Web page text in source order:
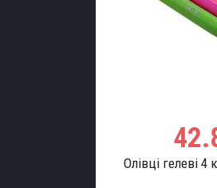
Олівці гелеві 4